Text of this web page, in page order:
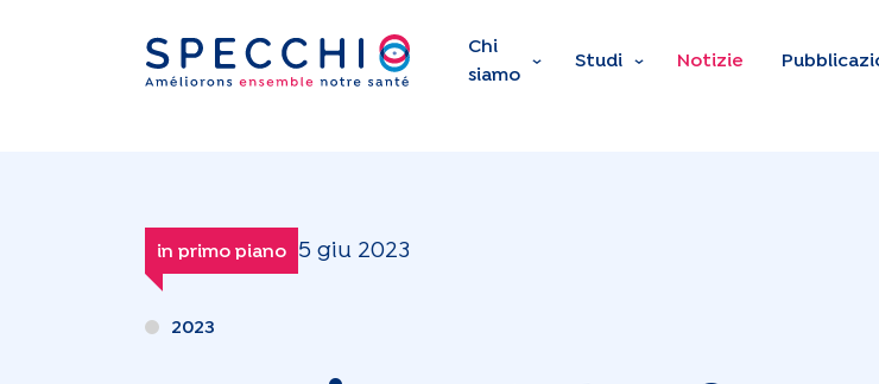
Skip
Chi
siamo
Studi Notizie
in primo piano 5 giu 2023
2023